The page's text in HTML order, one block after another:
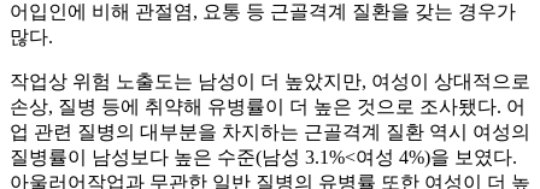
어입인에 비해 관절염, 요통 등 근골격계 질환을 갖는 경우가
많다.
작업상 위험 노출도는 남성이 더 높았지만, 여성이 상대적으로
손상, 질병 등에 취약해 유병률이 더 높은 것으로 조사됐다. 어
업 관련 질병의 대부분을 차지하는 근골격계 질환 역시 여성의
질병률이 남성보다 높은 수준(남성 3.1%<여성 4%)을 보였다.
아울러어작업과 무관한 일반 질병의 유병률 또한 여성이 더 높